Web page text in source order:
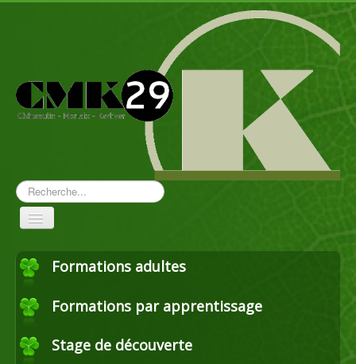
Rechercher
Toggle
Navigation
Aménagement paysager
Formations adultes
Formations par apprentissage
Stage de découverte